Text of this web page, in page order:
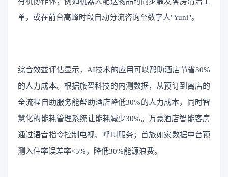
单，或在前台高峰时段自动分流咨询至数字人"Yuni"。
综合效益评估显示，AI技术的应用可以帮助酒店节省30%
的人力成本。根据旅智科技的内测数据，从预订到离店的
全流程自助服务能帮助酒店降低30%的人力成本，同时智
慧化的能耗管理系统让能耗减少30%。万豪酒店智能客房
通过语音指令控制电视、呼叫服务；首旅如家数据中台预
测入住率误差率<5%，降低30%能源浪费。